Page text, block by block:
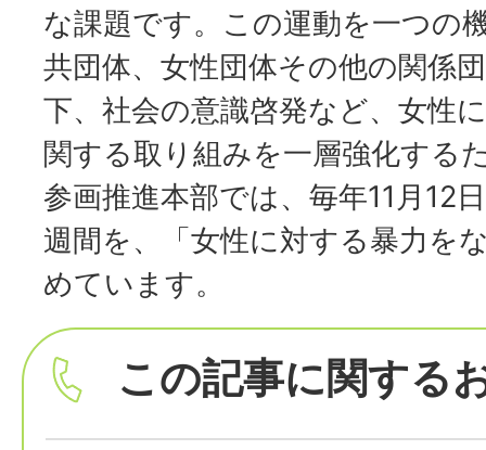
な課題です。この運動を一つの
共団体、女性団体その他の関係
下、社会の意識啓発など、女性
関する取り組みを一層強化する
参画推進本部では、毎年11月12
週間を、「女性に対する暴力を
めています。
この記事に関する